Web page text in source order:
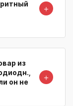
＋
из
он не
＋